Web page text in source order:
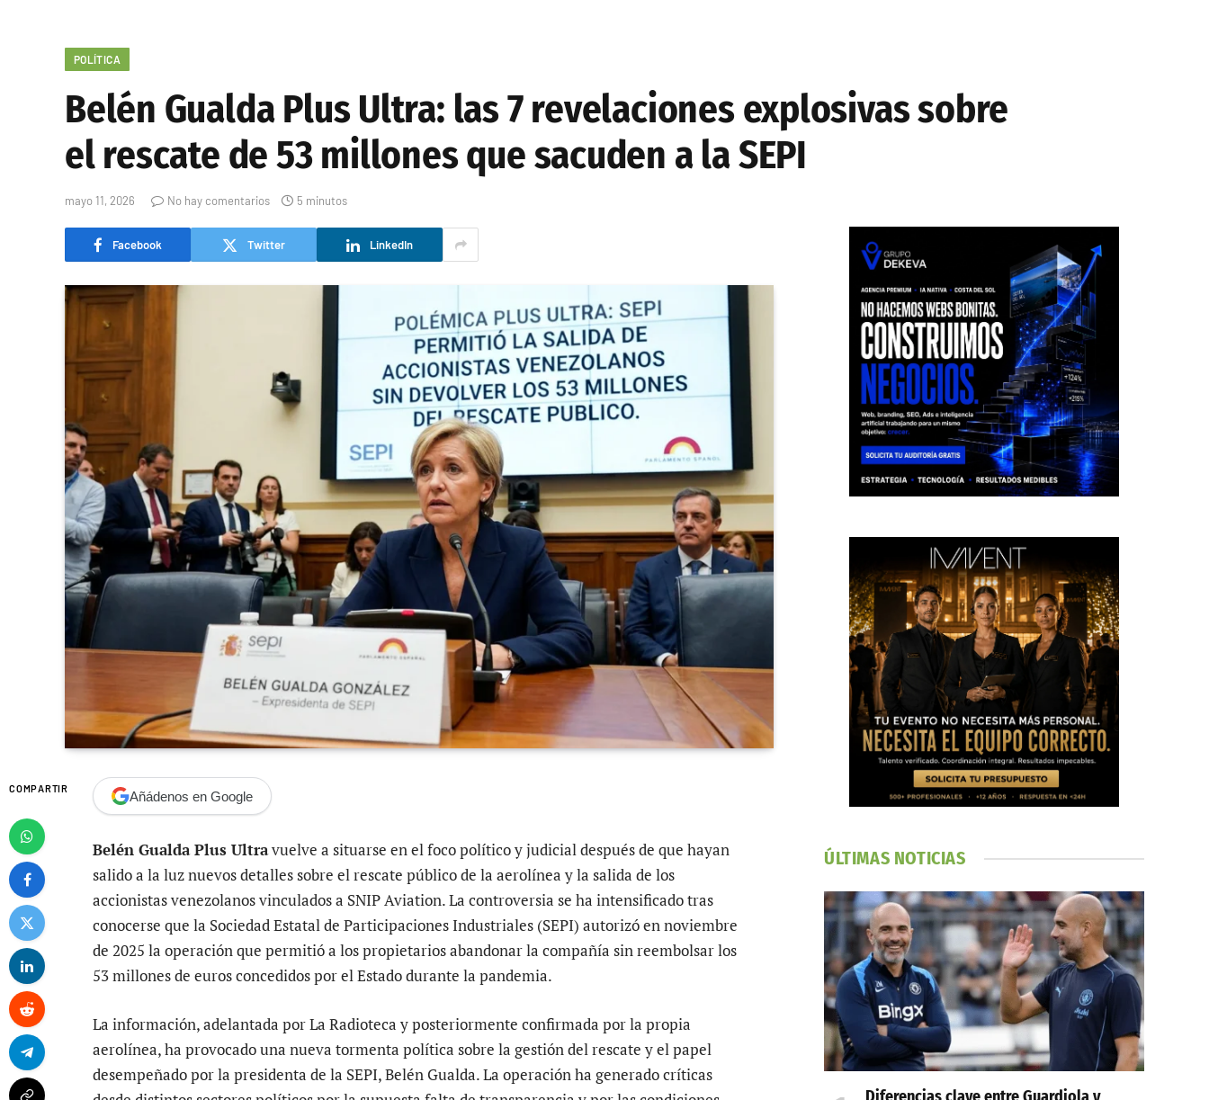
POLÍTICA
Belén Gualda Plus Ultra: las 7 revelaciones explosivas sobre
el rescate de 53 millones que sacuden a la SEPI
mayo 11, 2026 No hay comentarios 5 minutos
Facebook Twitter LinkedIn
COMPARTIR Añádenos en Google
Belén Gualda Plus Ultravuelve a situarse en el foco político y judicial después de que hayan
salido a la luz nuevos detalles sobre el rescate público de la aerolínea y la salida de los
accionistas venezolanos vinculados a SNIP Aviation. La controversia se ha intensificado tras
conocerse que la Sociedad Estatal de Participaciones Industriales (SEPI) autorizó en noviembre
de 2025 la operación que permitió a los propietarios abandonar la compañía sin reembolsar los
53 millones de euros concedidos por el Estado durante la pandemia.
La información, adelantada por La Radioteca y posteriormente confirmada por la propia
aerolínea, ha provocado una nueva tormenta política sobre la gestión del rescate y el papel
desempeñado por la presidenta de la SEPI, Belén Gualda. La operación ha generado críticas
ÚLTIMAS NOTICIAS